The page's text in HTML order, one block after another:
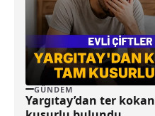
GÜNDEM
Yargıtay’dan ter